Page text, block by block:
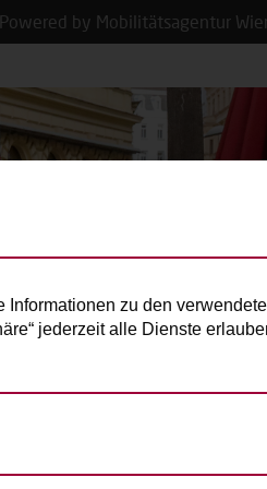
Powered by Mobilitätsagentur
zu den
jederzeit alle Dienste